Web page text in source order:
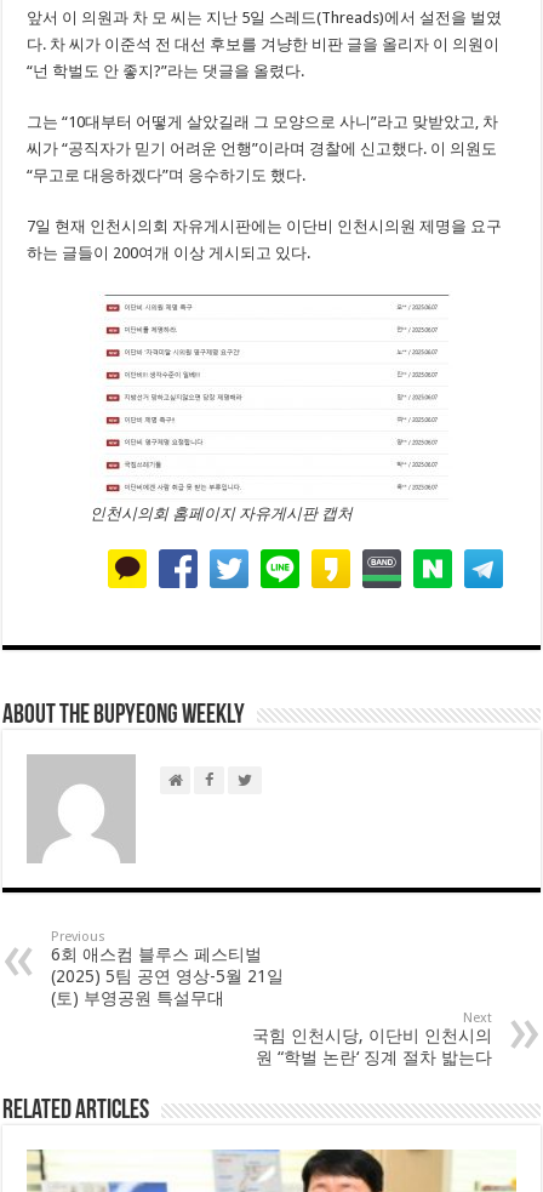
앞서 이 의원과 차 모 씨는 지난 5일 스레드(Threads)에서 설전을 벌였
다. 차 씨가 이준석 전 대선 후보를 겨냥한 비판 글을 올리자 이 의원이
“넌 학벌도 안 좋지?”라는 댓글을 올렸다.
그는 “10대부터 어떻게 살았길래 그 모양으로 사니”라고 맞받았고, 차
씨가 “공직자가 믿기 어려운 언행”이라며 경찰에 신고했다. 이 의원도
“무고로 대응하겠다”며 응수하기도 했다.
7일 현재 인천시의회 자유게시판에는 이단비 인천시의원 제명을 요구
하는 글들이 200여개 이상 게시되고 있다.
인천시의회 홈페이지 자유게시판 캡처
About THE BUPYEONG WEEKLY
Previous
6회 애스컴 블루스 페스티벌
(2025) 5팀 공연 영상-5월 21일
(토) 부영공원 특설무대
Next
국힘 인천시당, 이단비 인천시의
원 “학벌 논란‘ 징계 절차 밟는다
Related Articles